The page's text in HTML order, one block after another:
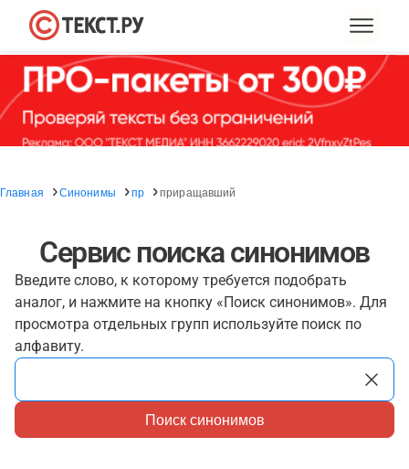
Главная Синонимы пр приращавший
Сервис поиска синонимов
Введите слово, к которому требуется подобрать
аналог, и нажмите на кнопку «Поиск синонимов». Для
просмотра отдельных групп используйте поиск по
алфавиту.
Поиск синонимов